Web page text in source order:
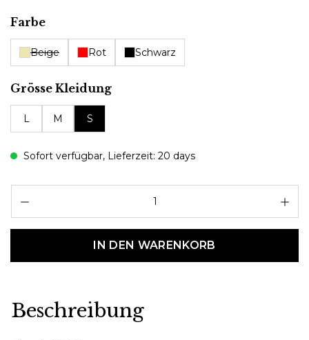
Farbeauswählen
Beige Rot Schwarz
Grösse Kleidungauswählen
L M S
Sofort verfügbar, Lieferzeit: 20 days
IN DEN WARENKORB
Beschreibung